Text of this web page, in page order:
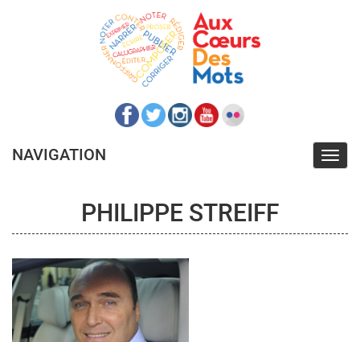
NAVIGATION
PHILIPPE STREIFF